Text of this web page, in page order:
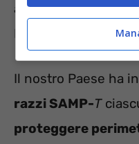
affermare con
Paese
non
Il nostro Paese ha
razzi SAMP-T
proteggere